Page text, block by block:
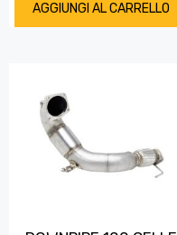
AGGIUNGI AL CARRELLO